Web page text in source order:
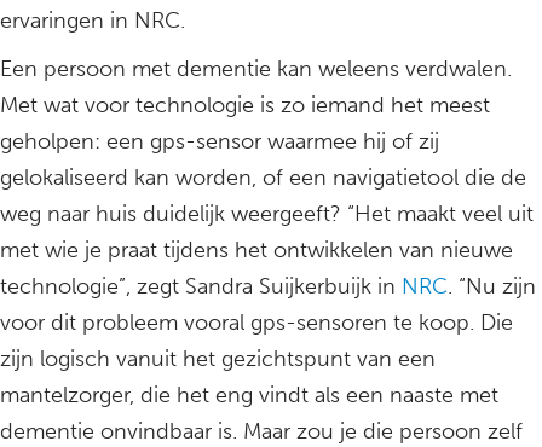
ervaringen in NRC.
Een persoon met dementie kan weleens verdwalen.
Met wat voor technologie is zo iemand het meest
geholpen: een gps-sensor waarmee hij of zij
gelokaliseerd kan worden, of een navigatietool die de
weg naar huis duidelijk weergeeft? “Het maakt veel uit
met wie je praat tijdens het ontwikkelen van nieuwe
technologie”, zegt Sandra Suijkerbuijk in NRC. “Nu zijn
voor dit probleem vooral gps-sensoren te koop. Die
zijn logisch vanuit het gezichtspunt van een
mantelzorger, die het eng vindt als een naaste met
dementie onvindbaar is. Maar zou je die persoon zelf